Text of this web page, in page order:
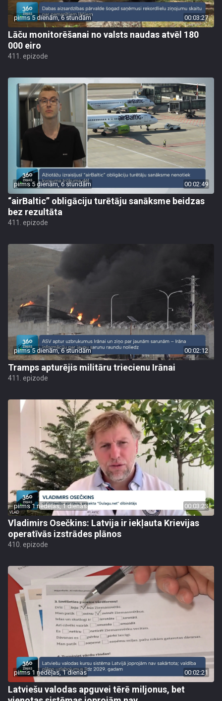
pirms 5 dienām, 6 stundām 00:03:27
Lāču monitorēšanai no valsts naudas atvēl 180
000 eiro
411. epizode
pirms 5 dienām, 6 stundām 00:02:49
“airBaltic” obligāciju turētāju sanāksme beidzas
bez rezultāta
411. epizode
pirms 5 dienām, 6 stundām 00:02:12
Tramps apturējis militāru triecienu Irānai
411. epizode
pirms 1 nedēļas, 1 dienas 00:03:23
Vladimirs Osečkins: Latvija ir iekļauta Krievijas
operatīvās izstrādes plānos
410. epizode
pirms 1 nedēļas, 1 dienas 00:02:21
Latviešu valodas apguvei tērē miljonus, bet